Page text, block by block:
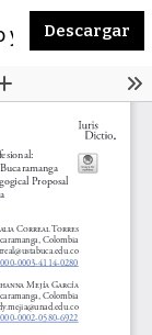
ejercicio
Descargar